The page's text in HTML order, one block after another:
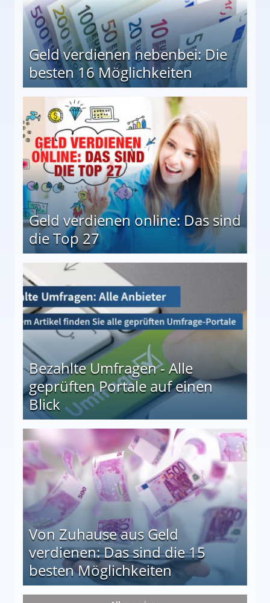
Geld verdienen nebenbei: Die
besten 16 Möglichkeiten
Geld verdienen online: Das sind
die Top 27
Bezahlte Umfragen - Alle
geprüften Portale auf einen
Blick
auf einen Blick
Von Zuhause aus Geld
verdienen: Das sind die 15
besten Möglichkeiten
die 15 besten Möglichkeiten